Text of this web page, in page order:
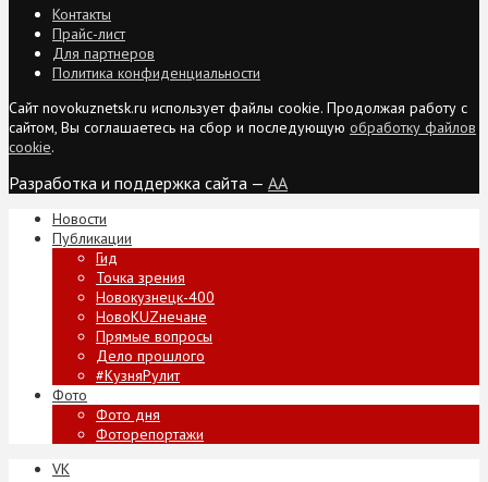
Контакты
Прайс-лист
Для партнеров
Политика конфиденциальности
Сайт novokuznetsk.ru использует файлы cookie. Продолжая работу с
сайтом, Вы соглашаетесь на сбор и последующую обработку файлов
cookie.
Разработка и поддержка сайта — AA
Новости
Публикации
Гид
Точка зрения
Новокузнецк-400
НовоKUZнечане
Прямые вопросы
Дело прошлого
#КузняРулит
Фото
Фото дня
Фоторепортажи
VK